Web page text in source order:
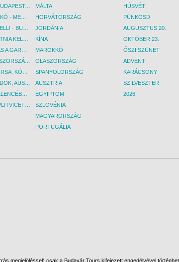
GELA APARTMAN - BUDAPEST, REPÜLŐ
MÁLTA
HORVÁTORSZÁG
JORDÁNIA
KÍNA
MAROKKÓ
OLASZORSZÁG
SPANYOLORSZÁG
AUSZTRIA
EGYIPTOM
SZLOVÉNIA
MAGYARORSZÁG
PORTUGÁLIA
HÚSVÉT
PÜNKÖSD
AUGUSZTUS 20.
OKTÓBER 23.
ŐSZI SZÜNET
ADVENT
KARÁCSONY
SZILVESZTER
2026
megjelöléssel) csak a Budavár Tours kifejezett engedélyével